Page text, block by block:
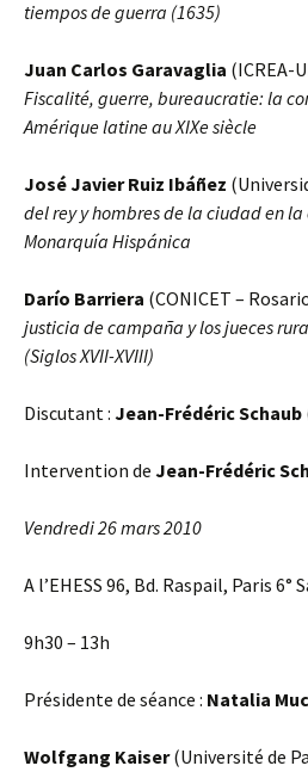
tiempos de guerra (1635)
Juan Carlos Garavaglia (ICREA-
Fiscalité, guerre, bureaucratie: la
Amérique latine au XIXe siècle
José Javier Ruiz Ibáñez
del rey y hombres de la ciudad en
Monarquía Hispánica
Darío Barriera (CONICET –
justicia de campaña y los jueces
(Siglos XVII-XVIII)
Discutant : Jean-Frédéric Schaub
Intervention de Jean-Frédéric
Vendredi 26 mars 2010
A l’EHESS 96, Bd. Raspail, Paris
9h30 – 13h
Présidente de séance : Natalia
Wolfgang Kaiser(Université de